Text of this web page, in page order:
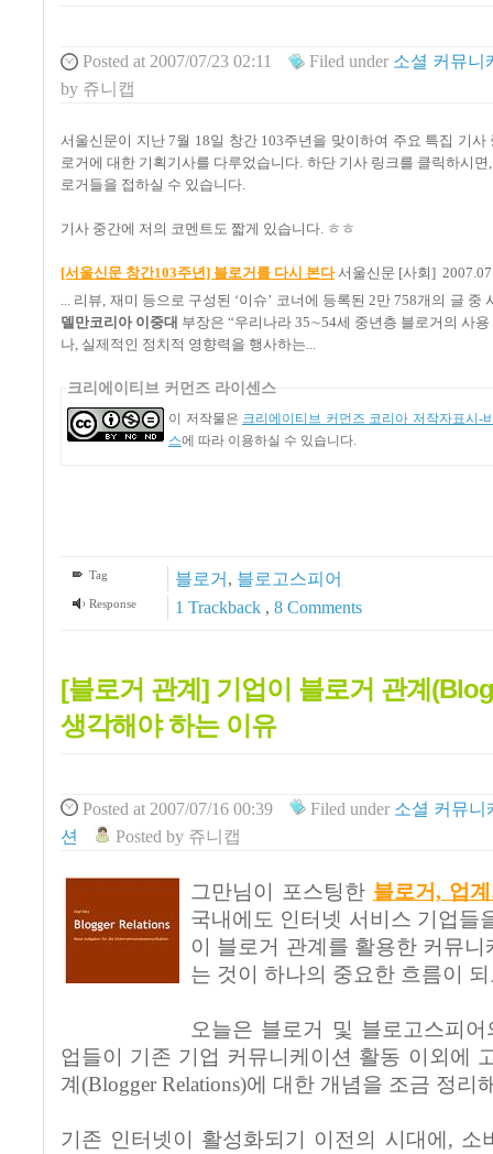
Posted at 2007/07/23 02:11 Filed under 소셜 커뮤니
by 쥬니캡
서울신문이 지난 7월 18일 창간 103주년을 맞이하여 주요 특집 기
로거에 대한 기획기사를 다루었습니다. 하단 기사 링크를 클릭하시
로거들을 접하실 수 있습니다.
기사 중간에 저의 코멘트도 짧게 있습니다. ㅎㅎ
[서울신문 창간103주년] 블로거를 다시 본다 서울신문 [사회]
... 리뷰, 재미 등으로 구성된 ‘이슈’ 코너에 등록된 2만 758개의 글
델만코리아 이중대 부장은 “우리나라 35∼54세 중년층 블로거의 사
나, 실제적인 정치적 영향력을 행사하는...
크리에이티브 커먼즈 라이센스
이 저작물은 크리에이티브 커먼즈 코리아 저작자표시-
스에 따라 이용하실 수 있습니다.
Tag 블로거 , 블로고스피어
Response 1 Trackback , 8Comments
[블로거 관계] 기업이 블로거 관계
생각해야 하는 이유
Posted at 2007/07/16 00:39 Filed under 소셜 커뮤니
션
Posted by 쥬니캡
그만님이 포스팅한 블로거, 업
국내에도 인터넷 서비스 기업들
이 블로거 관계를 활용한 커뮤
는 것이 하나의 중요한 흐름이
오늘은 블로거 및 블로고스피
업들이 기존 기업 커뮤니케이션 활동 이외에
계(Blogger Relations)에 대한 개념을 조금 정리
기존 인터넷이 활성화되기 이전의 시대에, 소